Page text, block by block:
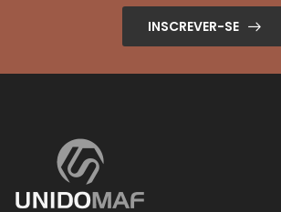
INSCREVER-SE